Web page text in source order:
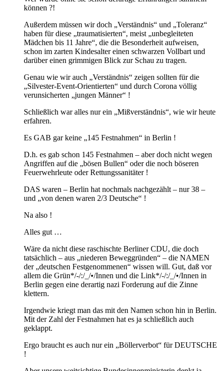
können ?!
Außerdem müssen wir doch „Verständnis“ und „Toleranz“
haben für diese „traumatisierten“, meist „unbegleiteten
Mädchen bis 11 Jahre“, die die Besonderheit aufweisen,
schon im zarten Kindesalter einen schwarzen Vollbart und
darüber einen grimmigen Blick zur Schau zu tragen.
Genau wie wir auch „Verständnis“ zeigen sollten für die
„Silvester-Event-Orientierten“ und durch Corona völlig
verunsicherten „jungen Männer“ !
Schließlich war alles nur ein „Mißverständnis“, wie wir heute
erfahren.
Es GAB gar keine „145 Festnahmen“ in Berlin !
D.h. es gab schon 145 Festnahmen – aber doch nicht wegen
Angriffen auf die „bösen Bullen“ oder die noch böseren
Feuerwehrleute oder Rettungssanitäter !
DAS waren – Berlin hat nochmals nachgezählt – nur 38 –
und „von denen waren 2/3 Deutsche“ !
Na also !
Alles gut …
Wäre da nicht diese raschischte Berliner CDU, die doch
tatsächlich – aus „niederen Beweggründen“ – die NAMEN
der „deutschen Festgenommenen“ wissen will. Gut, daß vor
allem die Grün*/-/:/_/•/Innen und die Link*/-/:/_/•/Innen in
Berlin gegen eine derartig nazi Forderung auf die Zinne
klettern.
Irgendwie kriegt man das mit den Namen schon hin in Berlin.
Mit der Zahl der Festnahmen hat es ja schließlich auch
geklappt.
Ergo braucht es auch nur ein „Böllerverbot“ für DEUTSCHE
!